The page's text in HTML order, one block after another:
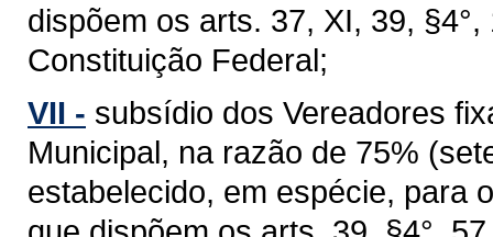
dispõem os arts. 37, XI, 39,
Constituição Federal;
VII - subsídio dos Vereadores
Municipal, na razão de 75%
estabelecido, em espécie, para